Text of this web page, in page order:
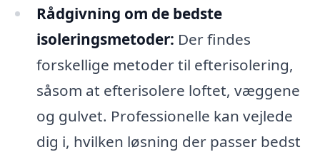
Rådgivning om de bedste
isoleringsmetoder: Der findes
forskellige metoder til efterisolering,
såsom at efterisolere loftet, væggene
og gulvet. Professionelle kan vejlede
dig i, hvilken løsning der passer bedst